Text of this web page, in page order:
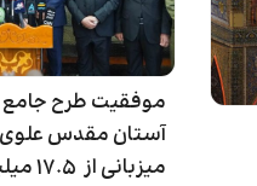
موفقیت طرح
آستان مقدس علوی
میزبانی از ۱۷.۵ میلیون زائر